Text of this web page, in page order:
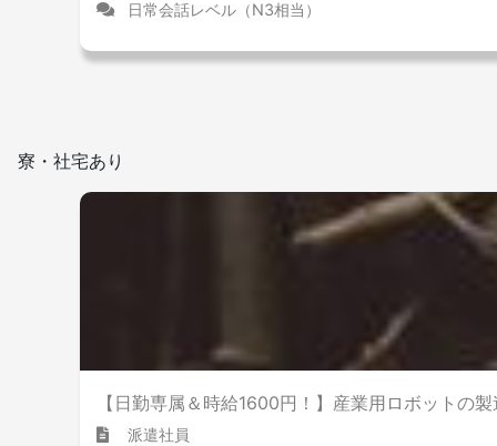
日常会話レベル（N3相当）
寮・社宅あり
【日勤専属＆時給1600円！】産業用ロボットの
派遣社員